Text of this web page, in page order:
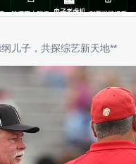
儿子，共探综艺新天地**